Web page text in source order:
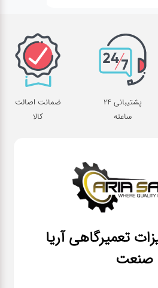
پشتیبانی 24
ساعته
ضمانت اصالت
کالا
تعمیرگاهی آریا
صنعت